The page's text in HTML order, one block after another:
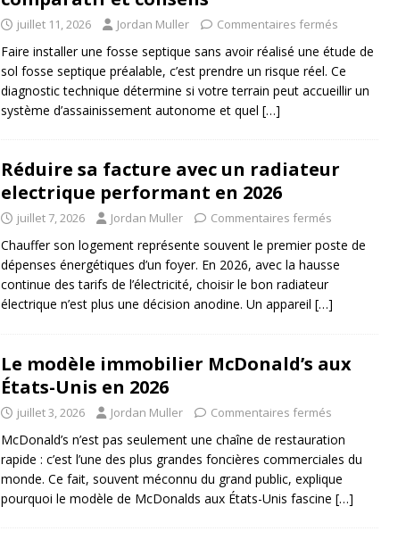
juillet 11, 2026 Jordan Muller Commentaires fermés
Faire installer une fosse septique sans avoir réalisé une étude de
sol fosse septique préalable, c’est prendre un risque réel. Ce
diagnostic technique détermine si votre terrain peut accueillir un
système d’assainissement autonome et quel […]
Réduire sa facture avec un radiateur
electrique performant en 2026
juillet 7, 2026 Jordan Muller Commentaires fermés
Chauffer son logement représente souvent le premier poste de
dépenses énergétiques d’un foyer. En 2026, avec la hausse
continue des tarifs de l’électricité, choisir le bon radiateur
électrique n’est plus une décision anodine. Un appareil […]
Le modèle immobilier McDonald’s aux
États-Unis en 2026
juillet 3, 2026 Jordan Muller Commentaires fermés
McDonald’s n’est pas seulement une chaîne de restauration
rapide : c’est l’une des plus grandes foncières commerciales du
monde. Ce fait, souvent méconnu du grand public, explique
pourquoi le modèle de McDonalds aux États-Unis fascine […]